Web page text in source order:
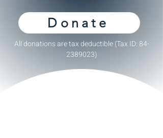
Donate
All donations are tax deductible (Tax ID:84-
2389023)